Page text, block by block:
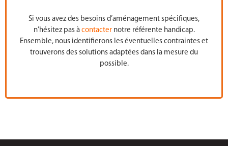
Si vous avez des besoins d’aménagement spécifiques,
n’hésitez pas à contacternotre référente handicap.
Ensemble, nous identifierons les éventuelles contraintes et
trouverons des solutions adaptées dans la mesure du
possible.